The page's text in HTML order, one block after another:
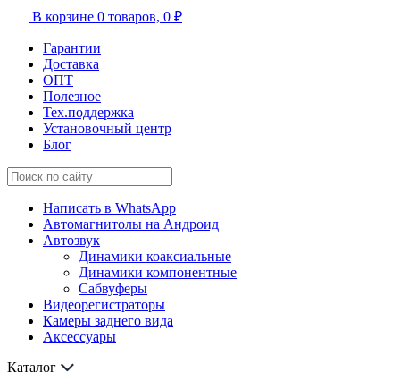
В корзине 0 товаров, 0 ₽
Гарантии
Доставка
ОПТ
Полезное
Тех.поддержка
Установочный центр
Блог
Написать в WhatsApp
Автомагнитолы на Андроид
Автозвук
Динамики коаксиальные
Динамики компонентные
Сабвуферы
Видеорегистраторы
Камеры заднего вида
Аксессуары
Каталог